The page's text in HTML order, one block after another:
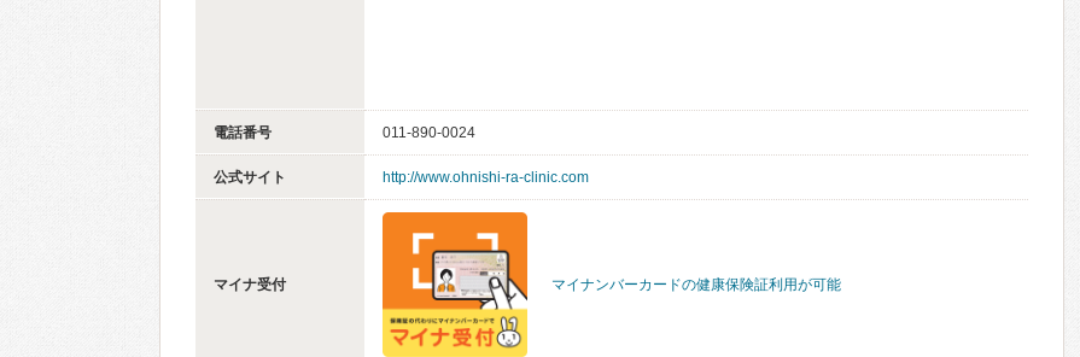
電話番号 011-890-0024
公式サイト http://www.ohnishi-ra-clinic.com
マイナ受付 マイナンバーカードの健康保険証利用が可能